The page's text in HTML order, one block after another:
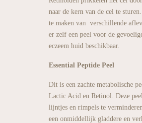
naar de kern van de cel te
te maken van verschillende
er zelf een peel voor de
eczeem huid beschikbaar.
Essential Peptide Peel
Dit is een zachte metabolische
Lactic Acid en Retinol. Deze
lijntjes en rimpels te
een onmiddellijk gladdere en